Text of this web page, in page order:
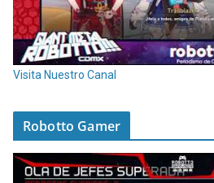
Visita Nuestro Canal
Robotto Gamer